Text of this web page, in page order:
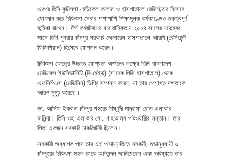
এরপর তিনি কুমিল্লা মেডিকেল কলেজ ও হাসপাতালে রেজিস্ট্রার হিসেবে
যোগদান করে চিকিৎসা সেবার পাশাপাশি শিক্ষামূলক কর্মকাণ্ডেও গুরুত্বপূর্ণ
ভূমিকা রাখেন। দীর্ঘ কর্মজীবনের ধারাবাহিকতায় ২০২৪ সালের নভেম্বর
মাসে তিনি পুনরায় চাঁদপুর সরকারি জেনারেল হাসপাতালে আরপি (রেসিডেন্ট
ফিজিশিয়ান) হিসেবে যোগদান করেন।
চিকিৎসা ক্ষেত্রে উচ্চতর যোগ্যতা অর্জনের লক্ষ্যে তিনি বাংলাদেশ
মেডিকেল ইউনিভার্সিটি (বিএমইউ) (সাবেক পিজি হাসপাতাল) থেকে
এফসিপিএস (মেডিসিন) ডিগ্রি সম্পন্ন করেন, যা তার পেশাগত দক্ষতাকে
আরও সুদৃঢ় করেছে।
ডা. আসিফ ইকবাল চাঁদপুর শহরের বিষ্ণুদী মাদরাসা রোড এলাকার
বাসিন্দা। তিনি ওই এলাকার মো. শাহআলম পাটওয়ারীর সন্তান। তার
পিতা একজন সরকারি চাকরিজীবী ছিলেন।
সহকারী অধ্যাপক পদে তার এই পদোন্নতিতে সহকর্মী, শুভানুধ্যায়ী ও
চাঁদপুরের চিকিৎসা মহল তাকে অভিনন্দন জানিয়েছেন এবং ভবিষ্যতে তার